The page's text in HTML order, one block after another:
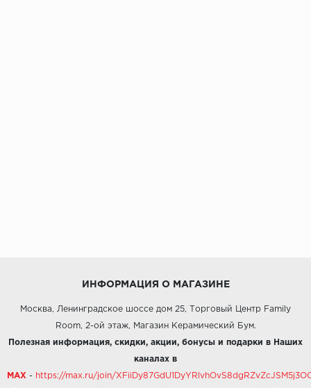
ИНФОРМАЦИЯ О МАГАЗИНЕ
Москва, Ленинградское шоссе дом 25, Торговый Центр Family
Room, 2-ой этаж, Магазин Керамический Бум.
Полезная информация, скидки, акции, бонусы и подарки в Наших
каналах в
MAX - https://max.ru/join/